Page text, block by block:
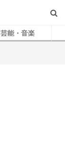
芸能・音楽